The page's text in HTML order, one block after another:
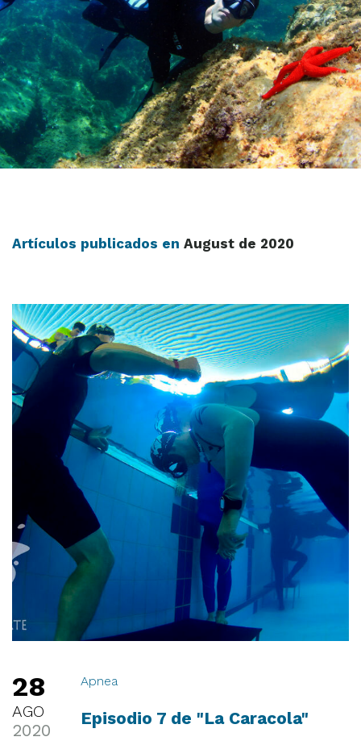
Artículos publicados en August de 2020
28
AGO
2020
Apnea
Episodio 7 de "La Caracola"